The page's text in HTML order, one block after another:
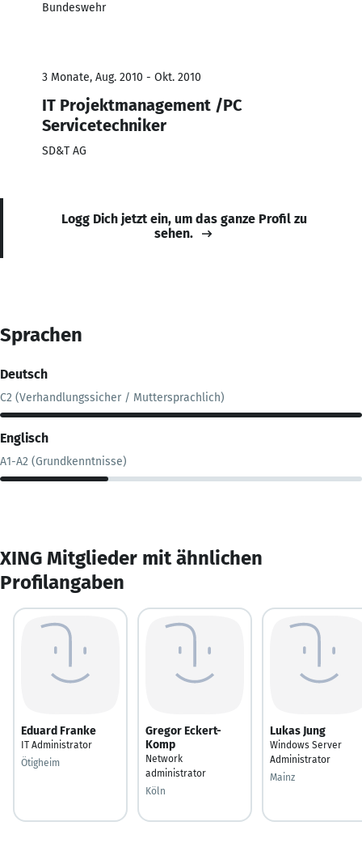
Bundeswehr
3 Monate, Aug. 2010 - Okt. 2010
IT Projektmanagement /PC
Servicetechniker
SD&T AG
Logg Dich jetzt ein, um das ganze Profil zu
sehen.
Sprachen
Deutsch
C2 (Verhandlungssicher / Muttersprachlich)
Englisch
A1-A2 (Grundkenntnisse)
XING Mitglieder mit ähnlichen
Profilangaben
Eduard Franke
IT Administrator
Ötigheim
Gregor Eckert-
Komp
Network
administrator
Köln
Lukas Jung
Windows Server
Administrator
Mainz